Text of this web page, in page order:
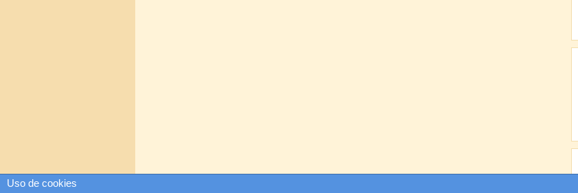
Uso de cookies